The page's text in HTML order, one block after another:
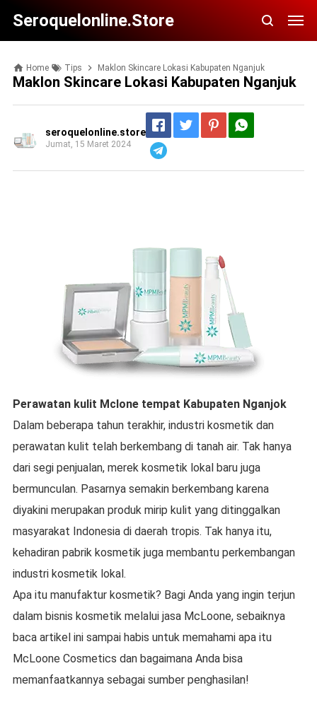
Seroquelonline.store
Home Tips Maklon Skincare Lokasi Kabupaten Nganjuk
Maklon Skincare Lokasi Kabupaten Nganjuk
seroquelonline.store
Jumat, 15 Maret 2024
Perawatan kulit Mclone tempat Kabupaten Nganjok
Dalam beberapa tahun terakhir, industri kosmetik dan
perawatan kulit telah berkembang di tanah air. Tak hanya
dari segi penjualan, merek kosmetik lokal baru juga
bermunculan. Pasarnya semakin berkembang karena
diyakini merupakan produk mirip kulit yang ditinggalkan
masyarakat Indonesia di daerah tropis. Tak hanya itu,
kehadiran pabrik kosmetik juga membantu perkembangan
industri kosmetik lokal.
Apa itu manufaktur kosmetik? Bagi Anda yang ingin terjun
dalam bisnis kosmetik melalui jasa McLoone, sebaiknya
baca artikel ini sampai habis untuk memahami apa itu
McLoone Cosmetics dan bagaimana Anda bisa
memanfaatkannya sebagai sumber penghasilan!